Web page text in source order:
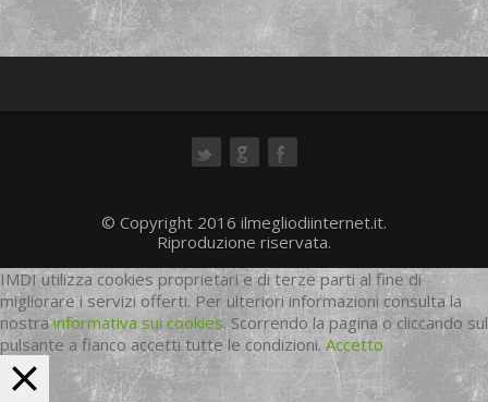
© Copyright 2016 ilmegliodiinternet.it.
Riproduzione riservata.
IMDI utilizza cookies proprietari e di terze parti al fine di
migliorare i servizi offerti. Per ulteriori informazioni consulta la
nostrainformativa sui cookies. Scorrendo la pagina o cliccando sul
pulsante a fianco accetti tutte le condizioni. Accetto